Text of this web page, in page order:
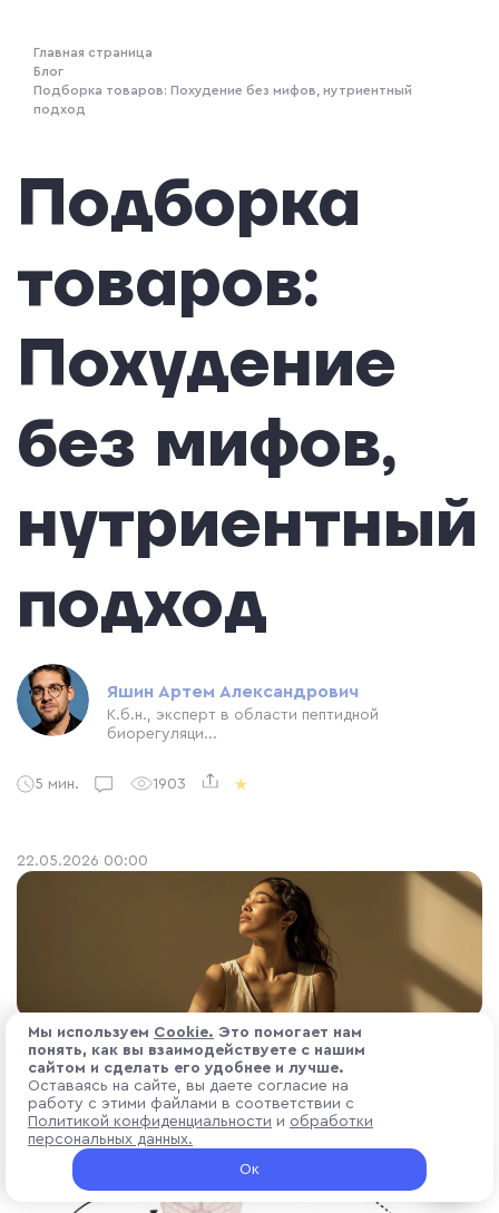
Главная страница
Блог
Подборка товаров: Похудение без мифов, нутриентный
подход
Подборка
товаров:
Похудение
без мифов,
нутриентный
подход
Яшин Артем Александрович
К.б.н., эксперт в области пептидной
биорегуляци...
5 мин. 1903
22.05.2026 00:00
Роль кортизола и симпатической нервной системы
в вопросе похудения.
Хотите сбросить вес, но диеты и тренировки не
работают? Возможно, дело не в калориях, а в
дисбалансе нервной системы.
Мы используем Cоokіе. Это помогает нам
понять, как вы взаимодействуете с нашим
сайтом и сделать его удобнее и лучше.
Оставаясь на сайте, вы даете согласие на
работу с этими файлами в соответствии с
Политикой конфиденциальности и обработки
персональных данных.
Ок